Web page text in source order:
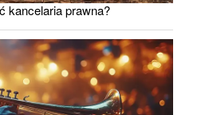
kancelaria prawna?